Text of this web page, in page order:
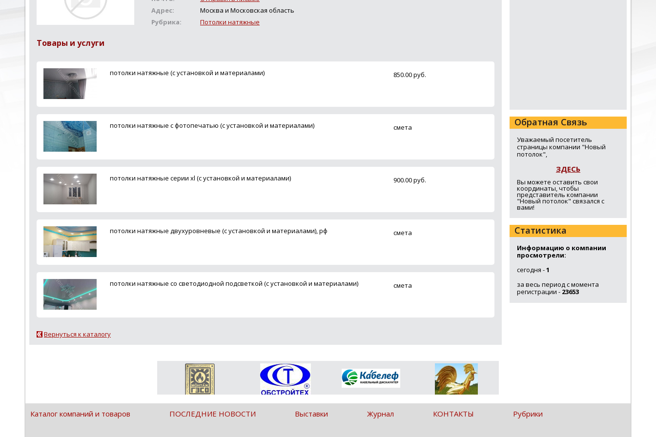
Адрес:
Москва и Московская область
Рубрика:
Потолки натяжные
Товары и услуги
потолки натяжные (с установкой и материалами) 850.00 руб.
потолки натяжные с фотопечатью (с установкой и материалами) смета
потолки натяжные серии xl (с установкой и материалами) 900.00 руб.
потолки натяжные двухуровневые (с установкой и материалами), рф смета
потолки натяжные со светодиодной подсветкой (с установкой и материалами) смета
Вернуться к каталогу
Обратная Связь
Уважаемый посетитель
страницы компании "Новый
потолок",
ЗДЕСЬ
Вы можете оставить свои
координаты, чтобы
представитель компании
"Новый потолок" связался с
вами!
Статистика
Информацию о компании
просмотрели:
сегодня -1
за весь период с момента
регистрации - 23653
Каталог компаний и товаров ПОСЛЕДНИЕ НОВОСТИ Выставки Журнал КОНТАКТЫ Рубрики